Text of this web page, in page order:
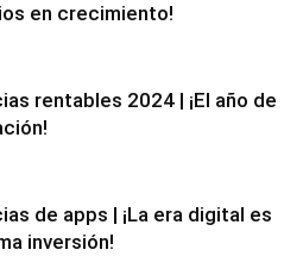
en crecimiento!
rentables 2024 | ¡El año de
de apps | ¡La era digital es
inversión!